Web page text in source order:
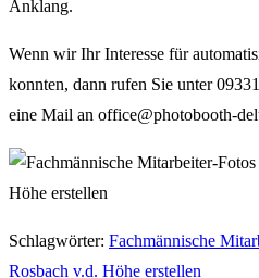
Anklang.
Wenn wir Ihr Interesse für
konnten, dann rufen Sie unter
eine Mail an office@photobooth-
Schlagwörter: Fachmännische
Rosbach v.d. Höhe erstellen